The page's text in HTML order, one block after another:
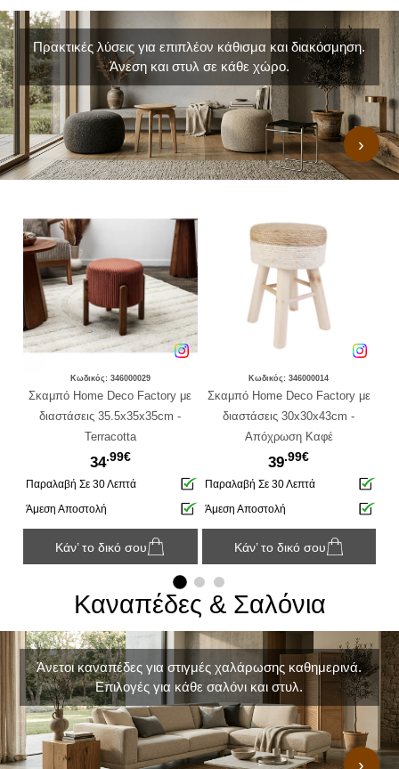
›
Πρακτικές λύσεις για επιπλέον κάθισμα και διακόσμηση.
Άνεση και στυλ σε κάθε χώρο.
Κωδικός: 346000029
Σκαμπό Home Deco Factory με
διαστάσεις 35.5x35x35cm -
Terracotta
34.99€
Παραλαβή Σε 30 Λεπτά
Άμεση Αποστολή
Κάν’ το δικό σου
Κωδικός: 346000014
Σκαμπό Ηome Deco Factory με
διαστάσεις 30x30x43cm -
Απόχρωση Καφέ
39.99€
Παραλαβή Σε 30 Λεπτά
Άμεση Αποστολή
Κάν’ το δικό σου
Καναπέδες & Σαλόνια
›
Άνετοι καναπέδες για στιγμές χαλάρωσης καθημερινά.
Επιλογές για κάθε σαλόνι και στυλ.